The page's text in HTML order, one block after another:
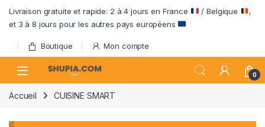
Livraison gratuite et rapide: 2 à 4 jours en France / Belgique
,
et 3 à 8 jours pour les autres pays européens
Boutique Mon compte
Open 0
Accueil CUISINE SMART